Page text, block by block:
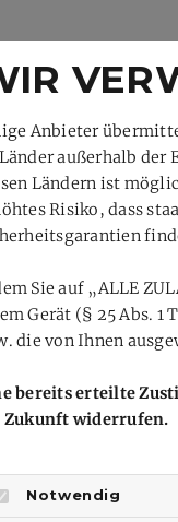
Anbieter
außerhalb der
Ländern ist
Risiko, dass
Sie auf „ALLE
Gerät (§ 25 Abs.
die von Ihnen
bereits erteilte
Zukunft widerrufen.
Notwendig